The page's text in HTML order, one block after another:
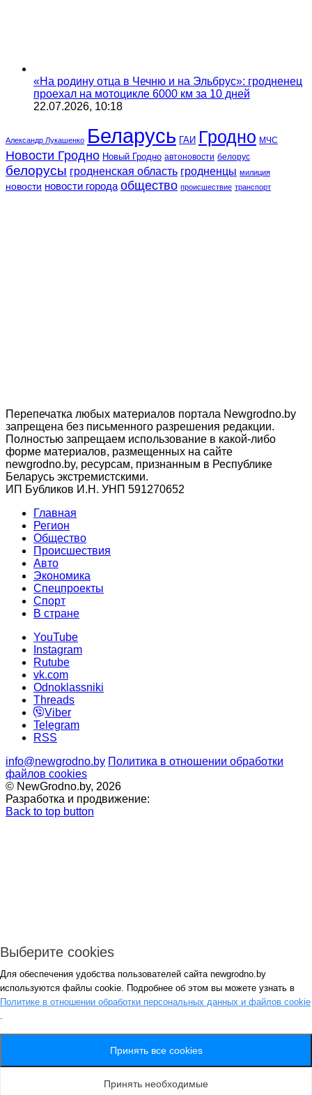
«На родину отца в Чечню и на Эльбрус»: гродненец
проехал на мотоцикле 6000 км за 10 дней
22.07.2026, 10:18
Александр Лукашенко Беларусь ГАИ Гродно МЧС
Новости Гродно Новый Гродно автоновости белорус
белорусы гродненская область гродненцы милиция
новости новости города общество происшествие транспорт
Перепечатка любых материалов портала Newgrodno.by
запрещена без письменного разрешения редакции.
Полностью запрещаем использование в какой-либо
форме материалов, размещенных на сайте
newgrodno.by, ресурсам, признанным в Республике
Беларусь экстремистскими.
ИП Бубликов И.Н. УНП 591270652
Главная
Регион
Общество
Происшествия
Авто
Экономика
Спецпроекты
Cпорт
В стране
YouTube
Instagram
Rutube
vk.com
Odnoklassniki
Threads
Viber
Telegram
RSS
info@newgrodno.by Политика в отношении обработки
файлов cookies
© NewGrodno.by, 2026
Разработка и продвижение:
Back to top button
Авторизация
*
Запомнить
Потеряли пароль ?
Генерация пароля
Выберите cookies
Для обеспечения удобства пользователей сайта newgrodno.by
используются файлы cookie. Подробнее об этом вы можете узнать в
Политике в отношении обработки персональных данных и файлов cookie
.
Принять все cookies
Принять необходимые